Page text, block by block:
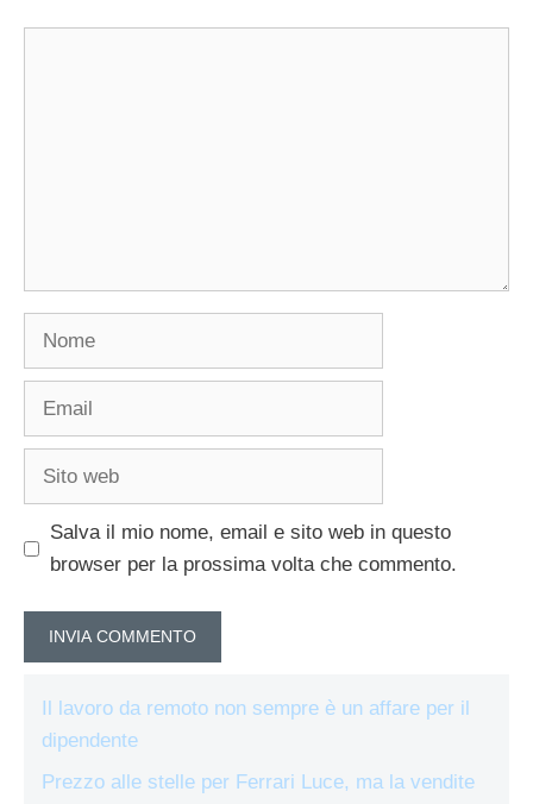
Nome
Email
Sito
Salva il mio nome, email e sito web in questo
browser per la prossima volta che commento.
Il lavoro da remoto non sempre è un affare per il
dipendente
Prezzo alle stelle per Ferrari Luce, ma la vendite